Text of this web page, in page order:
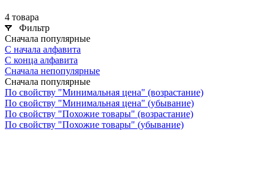
4 товара
Фильтр
Сначала популярные
С начала алфавита
С конца алфавита
Сначала непопулярные
Сначала популярные
По свойству "Минимальная цена" (возрастание)
По свойству "Минимальная цена" (убывание)
По свойству "Похожие товары" (возрастание)
По свойству "Похожие товары" (убывание)